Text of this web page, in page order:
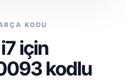
KODU
için
kodlu